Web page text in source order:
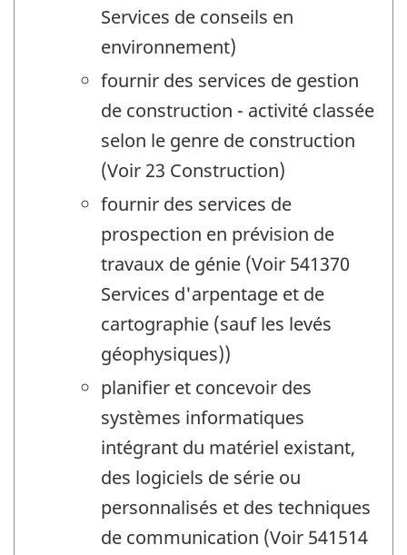
Services de conseils en
environnement)
fournir des services de gestion
de construction - activité classée
selon le genre de construction
(Voir 23 Construction)
fournir des services de
prospection en prévision de
travaux de génie (Voir 541370
Services d'arpentage et de
cartographie (sauf les levés
géophysiques))
planifier et concevoir des
systèmes informatiques
intégrant du matériel existant,
des logiciels de série ou
personnalisés et des techniques
de communication (Voir 541514